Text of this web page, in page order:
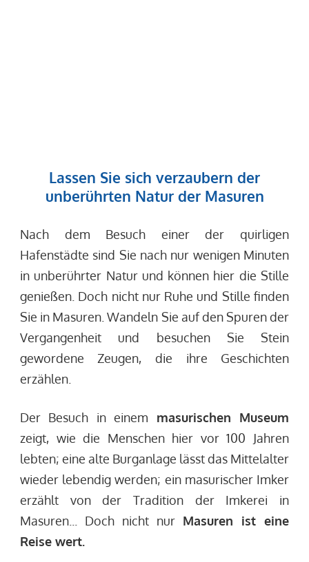
Lassen Sie sich verzaubern der
unberührten Natur der Masuren
Nach dem Besuch einer der quirligen
Hafenstädte sind Sie nach nur wenigen Minuten
in unberührter Natur und können hier die Stille
genießen. Doch nicht nur Ruhe und Stille finden
Sie in Masuren. Wandeln Sie auf den Spuren der
Vergangenheit und besuchen Sie Stein
gewordene Zeugen, die ihre Geschichten
erzählen.
Der Besuch in einem masurischen Museum
zeigt, wie die Menschen hier vor 100 Jahren
lebten; eine alte Burganlage lässt das Mittelalter
wieder lebendig werden; ein masurischer Imker
erzählt von der Tradition der Imkerei in
Masuren... Doch nicht nur Masuren ist eine
Reise wert.